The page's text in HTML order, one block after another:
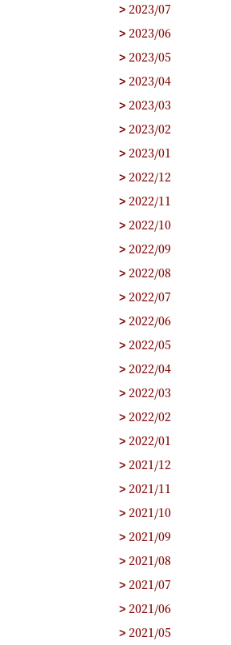
> 2023/07
> 2023/06
> 2023/05
> 2023/04
> 2023/03
> 2023/02
> 2023/01
> 2022/12
> 2022/11
> 2022/10
> 2022/09
> 2022/08
> 2022/07
> 2022/06
> 2022/05
> 2022/04
> 2022/03
> 2022/02
> 2022/01
> 2021/12
> 2021/11
> 2021/10
> 2021/09
> 2021/08
> 2021/07
> 2021/06
> 2021/05